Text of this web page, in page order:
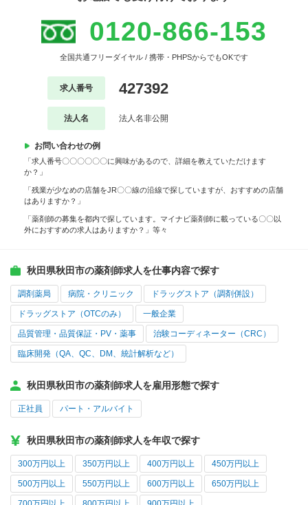
0120-866-153
全国共通フリーダイヤル / 携帯・PHPSからでもOKです
求人番号 427392
法人名 法人名非公開
お問い合わせの例
「求人番号〇〇〇〇〇〇に興味があるので、詳細を教えていただけます
か？」
「残業が少なめの店舗をJR〇〇線の沿線で探していますが、おすすめの店舗
はありますか？」
「薬剤師の募集を都内で探しています。マイナビ薬剤師に載っている〇〇以
外におすすめの求人はありますか？」等々
秋田県秋田市の薬剤師求人を仕事内容で探す
調剤薬局 病院・クリニック ドラッグストア（調剤併設）
ドラッグストア（OTCのみ） 一般企業
品質管理・品質保証・PV・薬事 治験コーディネーター（CRC）
臨床開発（QA、QC、DM、統計解析など）
秋田県秋田市の薬剤師求人を雇用形態で探す
正社員 パート・アルバイト
秋田県秋田市の薬剤師求人を年収で探す
300万円以上 350万円以上 400万円以上 450万円以上
500万円以上 550万円以上 600万円以上 650万円以上